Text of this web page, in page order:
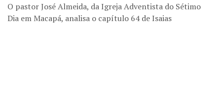
O pastor José Almeida, da Igreja Adventista do Sétimo
Dia em Macapá, analisa o capítulo 64 de Isaias